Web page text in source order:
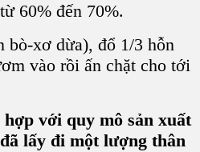
60% đến 70%.
bò-xơ dừa), đổ 1/3 hỗn
vào rồi ấn chặt cho tới
với quy mô sản xuất
lấy đi một lượng thân